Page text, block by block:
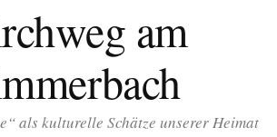
am
als kulturelle Schätze unserer Heimat